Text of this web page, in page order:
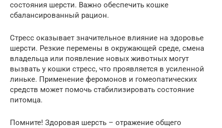
состояния шерсти. Важно обеспечить кошке
сбалансированный рацион.
Стресс оказывает значительное влияние на здоровье
шерсти. Резкие перемены в окружающей среде, смена
владельца или появление новых животных могут
вызвать у кошки стресс, что проявляется в усиленной
линьке. Применение феромонов и гомеопатических
средств может помочь стабилизировать состояние
питомца.
Помните! Здоровая шерсть – отражение общего